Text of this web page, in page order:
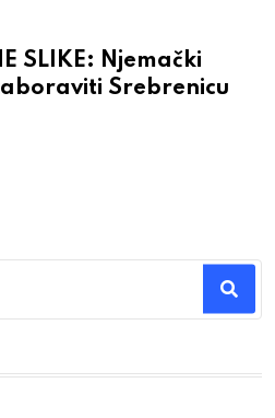
SLIKE: Njemački
Srebrenicu
for results.